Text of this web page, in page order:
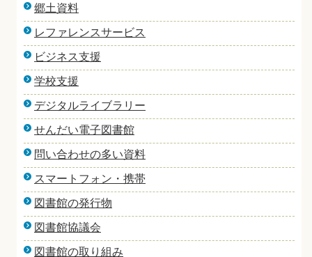
郷土資料
レファレンスサービス
ビジネス支援
学校支援
デジタルライブラリー
せんだい電子図書館
問い合わせの多い資料
スマートフォン・携帯
図書館の発行物
図書館協議会
図書館の取り組み